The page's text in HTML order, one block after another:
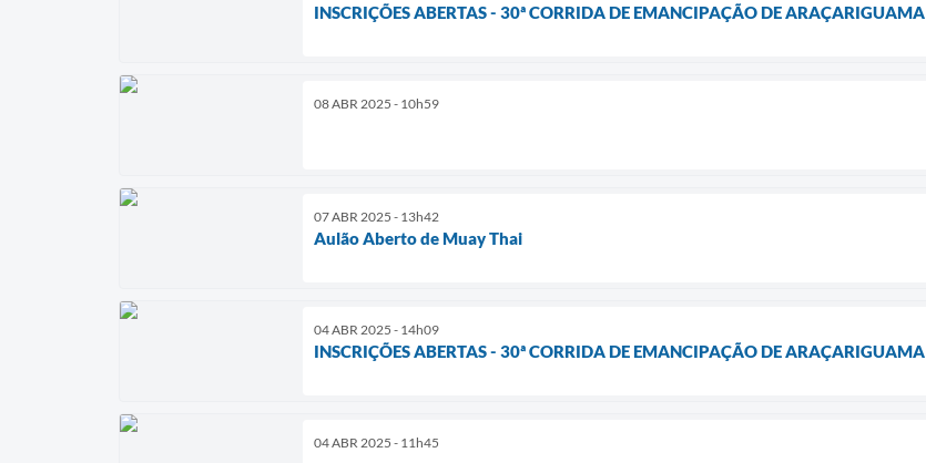
INSCRIÇÕES ABERTAS - 30ª CORRIDA DE EMANCIPAÇÃO DE ARAÇARIGUAMA
08 ABR 2025 - 10h59
07 ABR 2025 - 13h42
Aulão Aberto de Muay Thai
04 ABR 2025 - 14h09
INSCRIÇÕES ABERTAS - 30ª CORRIDA DE EMANCIPAÇÃO DE ARAÇARIGUAMA
04 ABR 2025 - 11h45